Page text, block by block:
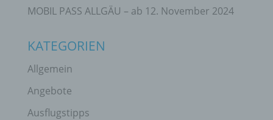
MOBIL PASS ALLGÄU – ab 12. November 2024
KATEGORIEN
Allgemein
Angebote
Ausflugstipps